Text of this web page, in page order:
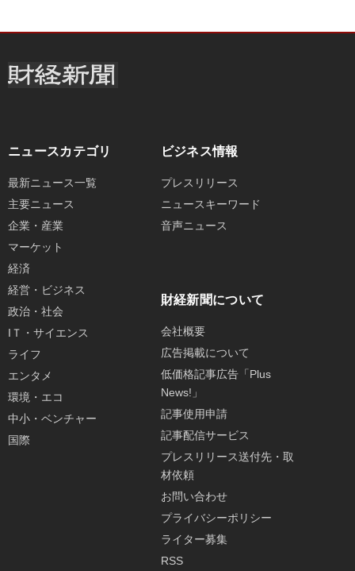
ニュースカテゴリ
最新ニュース一覧
主要ニュース
企業・産業
マーケット
経済
経営・ビジネス
政治・社会
IＴ・サイエンス
ライフ
エンタメ
環境・エコ
中小・ベンチャー
国際
ビジネス情報
プレスリリース
ニュースキーワード
音声ニュース
財経新聞について
会社概要
広告掲載について
低価格記事広告「Plus
News!」
記事使用申請
記事配信サービス
プレスリリース送付先・取
材依頼
お問い合わせ
プライバシーポリシー
ライター募集
RSS